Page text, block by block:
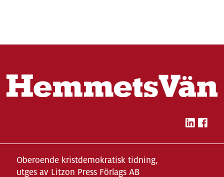
Oberoende kristdemokratisk tidning,
utges av Litzon Press Förlags AB